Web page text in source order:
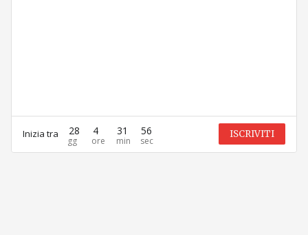
Inizia tra 28 4 31 56 ISCRIVITI